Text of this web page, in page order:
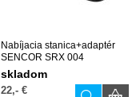
Nabíjacia stanica+adaptér
SENCOR SRX 004
skladom
22,- €